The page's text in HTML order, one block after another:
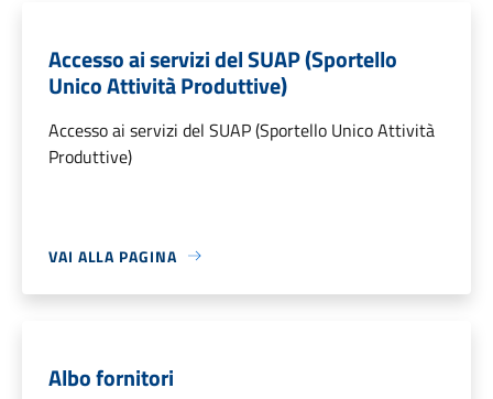
Accesso ai servizi del SUAP (Sportello
Unico Attività Produttive)
Accesso ai servizi del SUAP (Sportello Unico Attività
Produttive)
VAI ALLA PAGINA
Albo fornitori